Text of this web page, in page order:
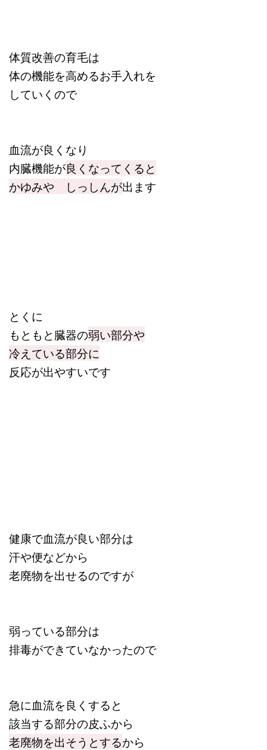
体質改善の育毛は
体の機能を高めるお手入れを
していくので
血流が良くなり
内臓機能が良くなってくると
かゆみや しっしんが出ます
とくに
もともと臓器の弱い部分や
冷えている部分に
反応が出やすいです
健康で血流が良い部分は
汗や便などから
老廃物を出せるのですが
弱っている部分は
排毒ができていなかったので
急に血流を良くすると
該当する部分の皮ふから
老廃物を出そうとするから